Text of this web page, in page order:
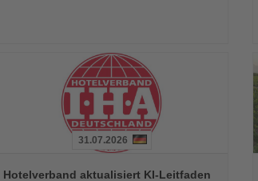
Sie
31.07.2026
Hotelverband aktualisiert KI-Leitfaden